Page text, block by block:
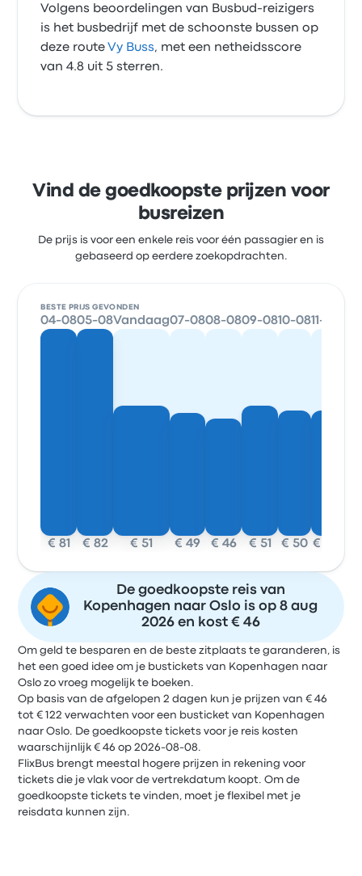
Volgens beoordelingen van Busbud-reizigers
is het busbedrijf met de schoonste bussen op
deze routeVy Buss, met een netheidsscore
van 4.8 uit 5 sterren.
Vind de goedkoopste prijzen voor
busreizen
De prijs is voor een enkele reis voor één passagier en is
gebaseerd op eerdere zoekopdrachten.
BESTE PRIJS GEVONDEN
04-08
€ 81
05-08
€ 82
Vandaag
€ 51
07-08
€ 49
08-08
€ 46
09-08
€ 51
10-08
€ 50
11-08
€ 49
De goedkoopste reis van
Kopenhagen naar Oslo is op 8 aug
2026 en kost € 46
Om geld te besparen en de beste zitplaats te garanderen, is
het een goed idee om je bustickets van Kopenhagen naar
Oslo zo vroeg mogelijk te boeken.
Op basis van de afgelopen 2 dagen kun je prijzen van € 46
tot € 122 verwachten voor een busticket van Kopenhagen
naar Oslo. De goedkoopste tickets voor je reis kosten
waarschijnlijk € 46 op 2026-08-08.
FlixBus brengt meestal hogere prijzen in rekening voor
tickets die je vlak voor de vertrekdatum koopt. Om de
goedkoopste tickets te vinden, moet je flexibel met je
reisdata kunnen zijn.